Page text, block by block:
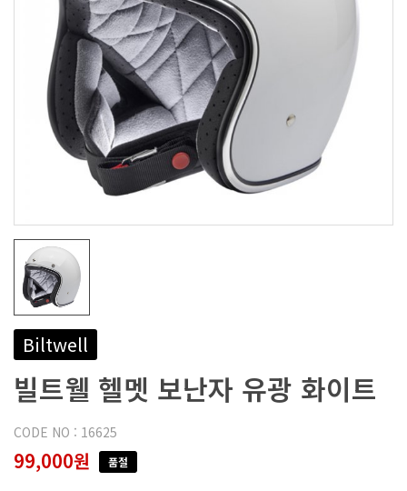
Biltwell
빌트웰 헬멧 보난자 유광 화이트
CODE NO : 16625
99,000원 품절